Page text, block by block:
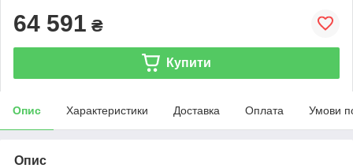
64 591 ₴
Купити
Опис Характеристики Доставка Оплата Умови
Опис